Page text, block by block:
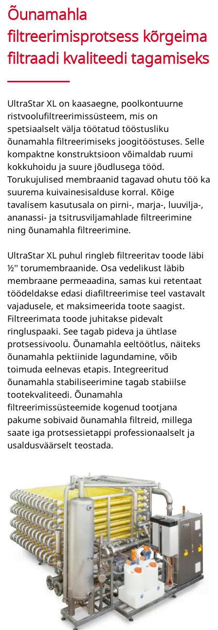
Õunamahla
filtreerimisprotsess kõrgeima
filtraadi kvaliteedi tagamiseks
UltraStar XL on kaasaegne, poolkontuurne
ristvoolufiltreerimissüsteem, mis on
spetsiaalselt välja töötatud tööstusliku
õunamahla filtreerimiseks joogitööstuses. Selle
kompaktne konstruktsioon võimaldab ruumi
kokkuhoidu ja suure jõudlusega tööd.
Torukujulised membraanid tagavad ohutu töö ka
suurema kuivainesisalduse korral. Kõige
tavalisem kasutusala on pirni-, marja-, luuvilja-,
ananassi- ja tsitrusviljamahlade filtreerimine
ning õunamahla filtreerimine.
UltraStar XL puhul ringleb filtreeritav toode läbi
½'' torumembraanide. Osa vedelikust läbib
membraane permeaadina, samas kui retentaat
töödeldakse edasi diafiltreerimise teel vastavalt
vajadusele, et maksimeerida toote saagist.
Filtreerimata toode juhitakse pidevalt
ringluspaaki. See tagab pideva ja ühtlase
protsessivoolu. Õunamahla eeltöötlus, näiteks
õunamahla pektiinide lagundamine, võib
toimuda eelnevas etapis. Integreeritud
õunamahla stabiliseerimine tagab stabiilse
tootekvaliteedi. Õunamahla
filtreerimissüsteemide kogenud tootjana
pakume sobivaid õunamahla filtreid, millega
saate iga protsessietappi professionaalselt ja
usaldusväärselt teostada.